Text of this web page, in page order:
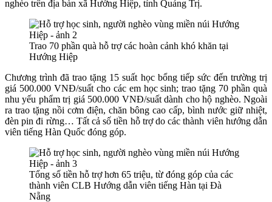
nghèo trên địa bàn xã Hướng Hiệp, tỉnh Quảng Trị.
Trao 70 phần quà hỗ trợ các hoàn cảnh khó khăn tại
Hướng Hiệp
Chương trình đã trao tặng 15 suất học bổng tiếp sức đến trường trị
giá 500.000 VNĐ/suất cho các em học sinh; trao tặng 70 phần quà
nhu yếu phẩm trị giá 500.000 VNĐ/suất dành cho hộ nghèo. Ngoài
ra trao tặng nồi cơm điện, chăn bông cao cấp, bình nước giữ nhiệt,
đèn pin đi rừng… Tất cả số tiền hỗ trợ do các thành viên hướng dẫn
viên tiếng Hàn Quốc đóng góp.
Tổng số tiền hỗ trợ hơn 65 triệu, từ đóng góp của các
thành viên CLB Hướng dẫn viên tiếng Hàn tại Đà
Nẵng